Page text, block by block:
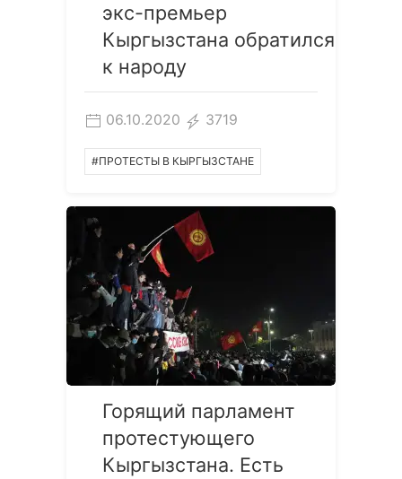
экс-премьер
Кыргызстана обратился
к народу
06.10.2020 3719
#ПРОТЕСТЫ В КЫРГЫЗСТАНЕ
Горящий парламент
протестующего
Кыргызстана. Есть